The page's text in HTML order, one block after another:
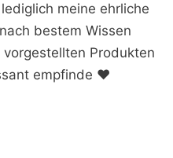
meine ehrliche
bestem Wissen
Produkten
empfinde ♥️